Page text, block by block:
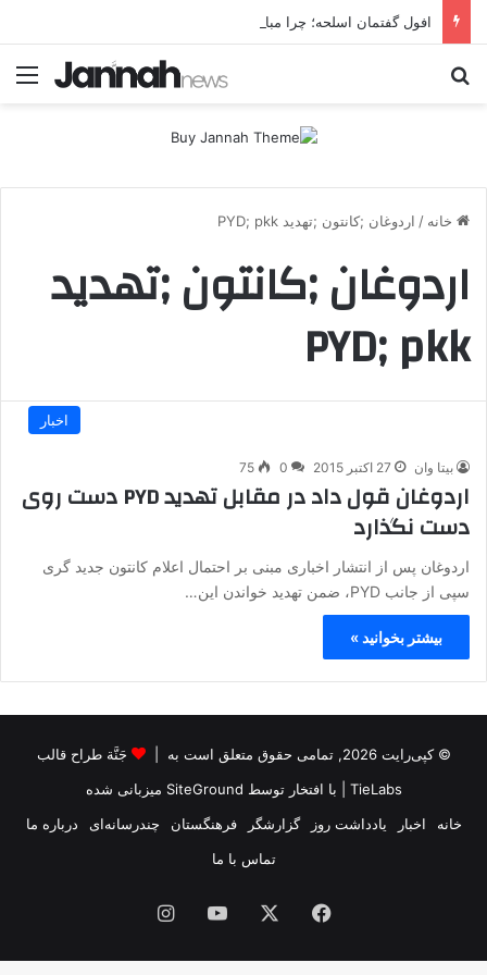
خانه / اردوغان ;کانتون ;تهدید PYD; pkk
اردوغان ;کانتون ;تهدید
PYD; pkk
اخبار
بیتا وان 27 اکتبر 2015 0
75
اردوغان قول داد در مقابل تهدید PYD دست روی
دست نگذارد
اردوغان پس از انتشار اخباری مبنی بر احتمال اعلام کانتون جدید گری
سپی از جانب PYD، ضمن تهدید خواندن این…
بیشتر بخوانید »
© کپی‌رایت 2026, تمامی حقوق متعلق است به |
جَنَّة طراح قالب
TieLabs | با افتخار توسط SiteGround میزبانی شده
خانه
اخبار یادداشت روز گزارشگر فرهنگستان چندرسانه‌ای
درباره ما
تماس با ما
فیس
بوک
یوتیوب